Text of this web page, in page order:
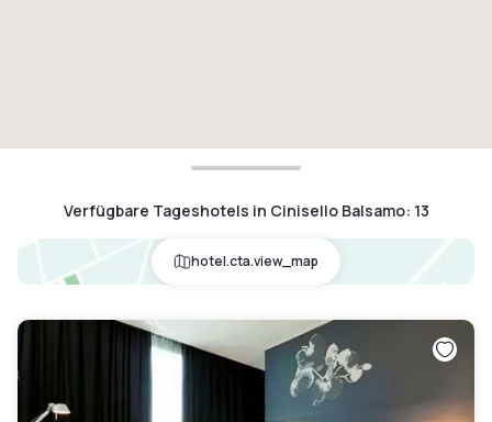
Verfügbare Tageshotels in Cinisello Balsamo: 13
hotel.cta.view_map